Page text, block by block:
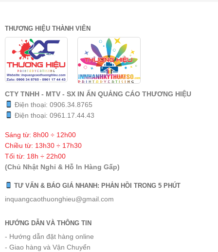
THƯƠNG HIỆU THÀNH VIÊN
CTY TNHH - MTV - SX IN ẤN QUẢNG CÁO THƯƠNG HIỆU
Điện thoại: 0906.34.8765
Điện thoại: 0961.17.44.43
Sáng từ: 8h00 ÷ 12h00
Chiều từ: 13h30 ÷ 17h30
Tối từ: 18h ÷ 22h00
(Chủ Nhật Nghỉ & Hỗ In Hàng Gấp)
TƯ VẤN & BÁO GIÁ NHANH: PHẢN HỒI TRONG 5 PHÚT
inquangcaothuonghieu@gmail.com
HƯỚNG DẪN VÀ THÔNG TIN
- Hướng dẫn đặt hàng online
- Giao hàng và Vận Chuyển